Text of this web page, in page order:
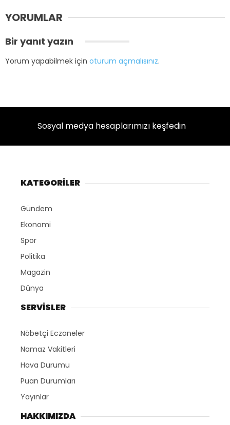
YORUMLAR
Bir yanıt yazın
Yorum yapabilmek için oturum açmalısınız.
Sosyal medya hesaplarımızı keşfedin
KATEGORİLER
Gündem
Ekonomi
Spor
Politika
Magazin
Dünya
SERVİSLER
Nöbetçi Eczaneler
Namaz Vakitleri
Hava Durumu
Puan Durumları
Yayınlar
HAKKIMIZDA